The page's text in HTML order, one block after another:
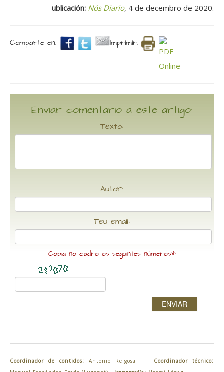
ublicación: Nós Diario, 4 de decembro de 2020.
Comparte en. Imprimir.
Enviar comentario a este artigo:
Texto:
Autor:
Teu email:
Copia no cadro os seguintes números*:
ENVIAR
Coordinador de contidos: Antonio Reigosa Coordinador técnico: